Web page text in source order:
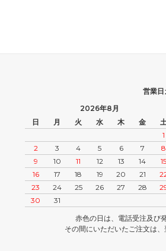
営業日
2026年8月
日
月 火 水 木 金
1
2
3 4 5 6 7
8
9
10 11 12 13 14
15
16
17 18 19 20 21
23
24 25 26 27 28
30
31
赤色の日は、電話受注及び
その間にいただいたご注文は